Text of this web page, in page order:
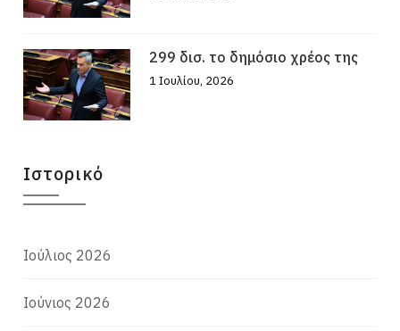
299 δισ. το δημόσιο χρέος της
1 Ιουλίου, 2026
Ιστορικό
Ιούλιος 2026
Ιούνιος 2026